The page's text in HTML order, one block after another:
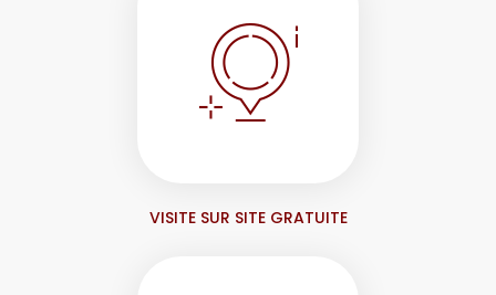
VISITE SUR SITE GRATUITE